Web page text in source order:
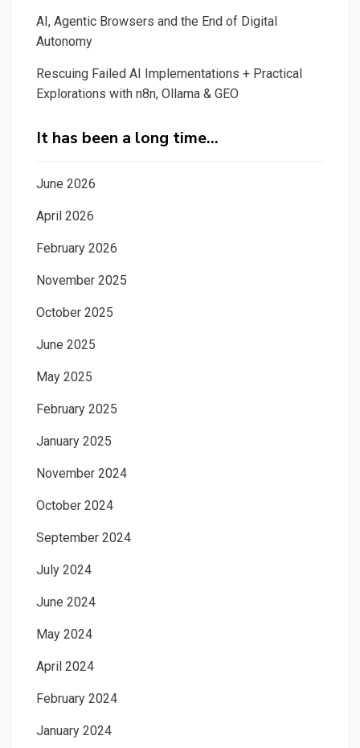
AI, Agentic Browsers and the End of Digital
Autonomy
Rescuing Failed AI Implementations + Practical
Explorations with n8n, Ollama & GEO
It has been a long time…
June 2026
April 2026
February 2026
November 2025
October 2025
June 2025
May 2025
February 2025
January 2025
November 2024
October 2024
September 2024
July 2024
June 2024
May 2024
April 2024
February 2024
January 2024